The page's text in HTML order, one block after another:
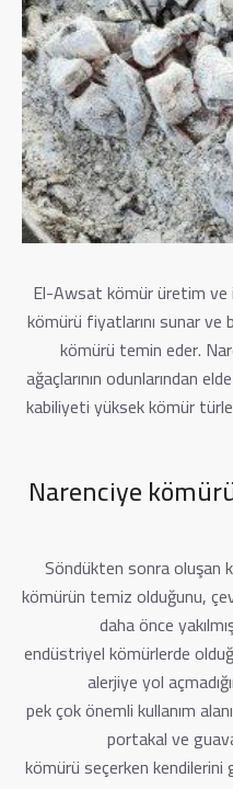
El-Awsat kömür üretim ve
kömürü fiyatlarını sunar
kömürü temin eder.
ağaçlarının
kabiliyeti yüksek kömür
Narenciye
Söndükten sonra oluşan
kömürün temiz olduğunu,
daha önce
endüstriyel kömürlerde
alerjiye yol
pek çok önemli kullanım
portakal ve guava
kömürü seçerken